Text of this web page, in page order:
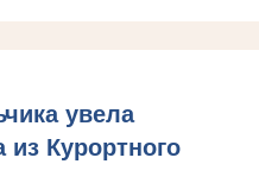
увела
из Курортного